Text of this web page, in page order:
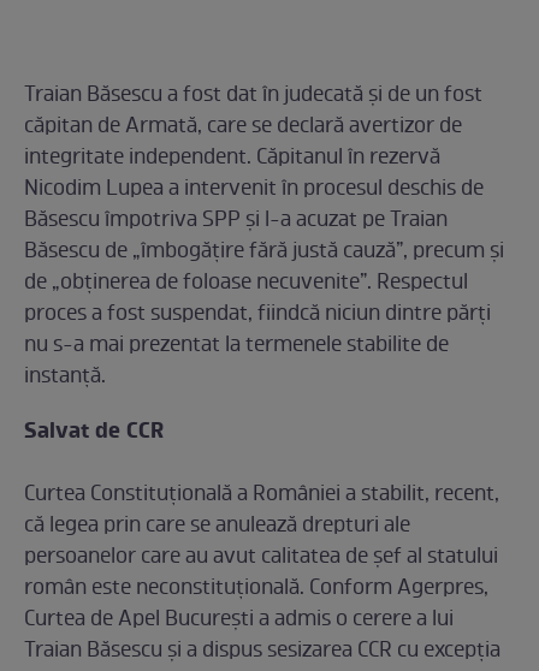
Traian Băsescu a fost dat în judecată și de un fost
căpitan de Armată, care se declară avertizor de
integritate independent. Căpitanul în rezervă
Nicodim Lupea a intervenit în procesul deschis de
Băsescu împotriva SPP și l-a acuzat pe Traian
Băsescu de „îmbogățire fără justă cauză”, precum și
de „obținerea de foloase necuvenite”. Respectul
proces a fost suspendat, fiindcă niciun dintre părți
nu s-a mai prezentat la termenele stabilite de
instanță.
Salvat de CCR
Curtea Constituțională a României a stabilit, recent,
că legea prin care se anulează drepturi ale
persoanelor care au avut calitatea de șef al statului
român este neconstituțională. Conform Agerpres,
Curtea de Apel București a admis o cerere a lui
Traian Băsescu și a dispus sesizarea CCR cu excepția